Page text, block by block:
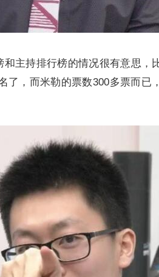
主持排行榜的情况很有意思，
了，而米勒的票数300多票而已